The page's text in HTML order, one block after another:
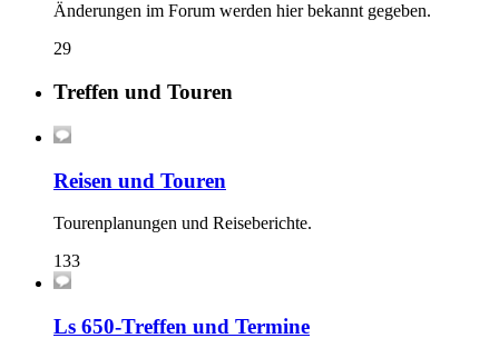
Änderungen im Forum werden hier bekannt gegeben.
29
Treffen und Touren
Reisen und Touren
Tourenplanungen und Reiseberichte.
133
Ls 650-Treffen und Termine